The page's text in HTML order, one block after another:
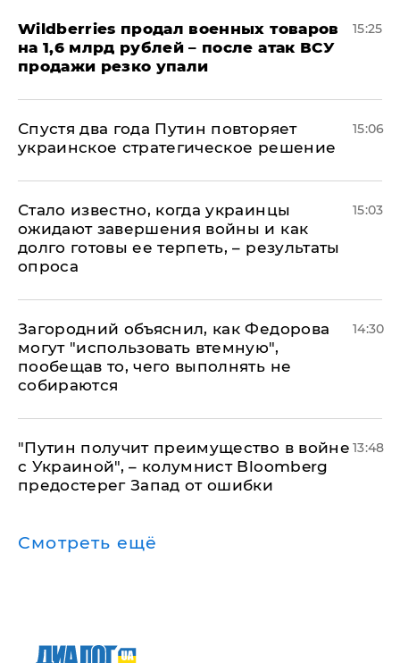
​Wildberries продал военных товаров
на 1,6 млрд рублей – после атак ВСУ
продажи резко упали
15:25
Спустя два года Путин повторяет
украинское стратегическое решение
15:06
Стало известно, когда украинцы
ожидают завершения войны и как
долго готовы ее терпеть, – результаты
опроса
15:03
Загородний объяснил, как Федорова
могут "использовать втемную",
пообещав то, чего выполнять не
собираются
14:30
"Путин получит преимущество в войне
с Украиной", – колумнист Bloomberg
предостерег Запад от ошибки
13:48
Смотреть ещё